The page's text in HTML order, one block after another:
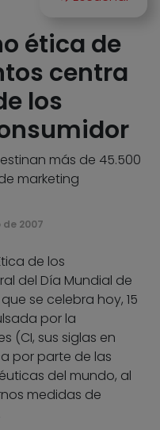
ética de
centra
los
más de 45.500
marketing
de 2007
de los
del Día Mundial de
se celebra hoy, 15
por la
(CI, sus siglas en
por parte de las
del mundo, al
medidas de